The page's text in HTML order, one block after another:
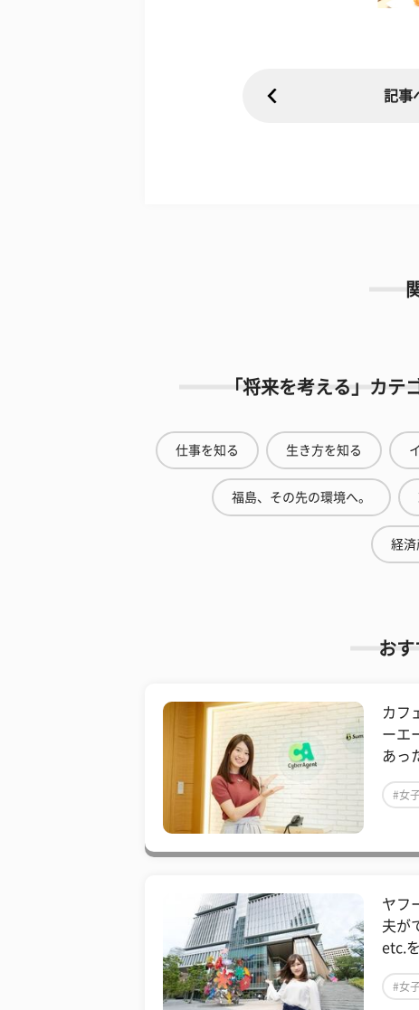
記事
「将来を考える」カテ
仕事を知る 生き方を知る
福島、その先の環境へ。
経済
お
カフ
ーエ
あっ
#女
ヤフ
夫が
etc.
#女